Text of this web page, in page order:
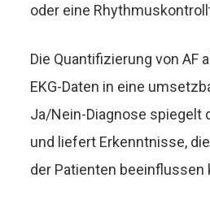
oder eine
Die Quantifizierung von AF
EKG-Daten in eine
Ja/Nein-Diagnose spiegelt
und liefert Erkenntnisse,
der Patienten beeinflussen